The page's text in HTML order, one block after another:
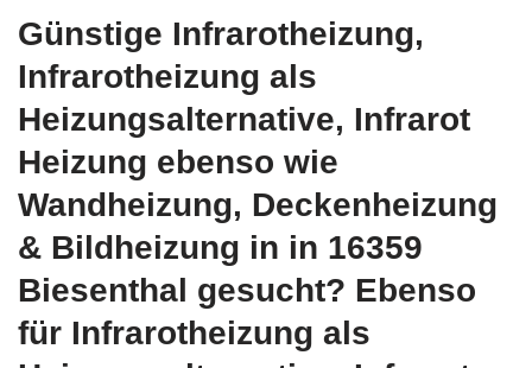
Günstige Infrarotheizung,
Infrarotheizung als
Heizungsalternative, Infrarot
Heizung ebenso wie
Wandheizung, Deckenheizung
& Bildheizung in in 16359
Biesenthal gesucht? Ebenso
für Infrarotheizung als